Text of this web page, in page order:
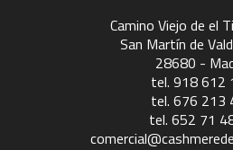
Camino Viejo de el
San Martín de
28680 -
tel. 918 612
tel. 676 213
tel. 652 71